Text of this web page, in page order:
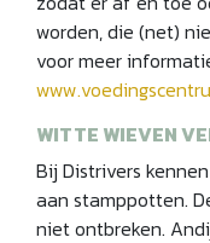
worden, die (net)
voor meer
WITTE WIEVEN
Bij Distrivers
aan stamppotten.
niet ontbreken.